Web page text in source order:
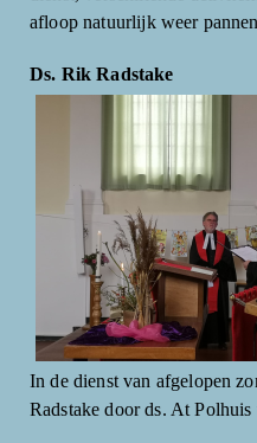
afloop natuurlijk weer
Ds. Rik Radstake
In de dienst van afgelopen
Radstake door ds. At Polhuis